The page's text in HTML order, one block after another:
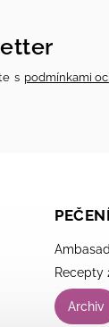
s podmínkami
Recepty
Archiv